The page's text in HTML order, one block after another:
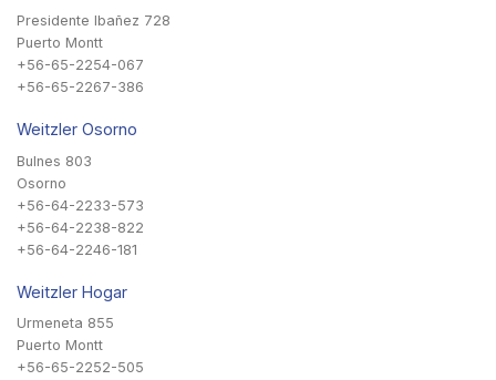
Presidente Ibañez 728
Puerto Montt
+56-65-2254-067
+56-65-2267-386
Weitzler Osorno
Bulnes 803
Osorno
+56-64-2233-573
+56-64-2238-822
+56-64-2246-181
Weitzler Hogar
Urmeneta 855
Puerto Montt
+56-65-2252-505